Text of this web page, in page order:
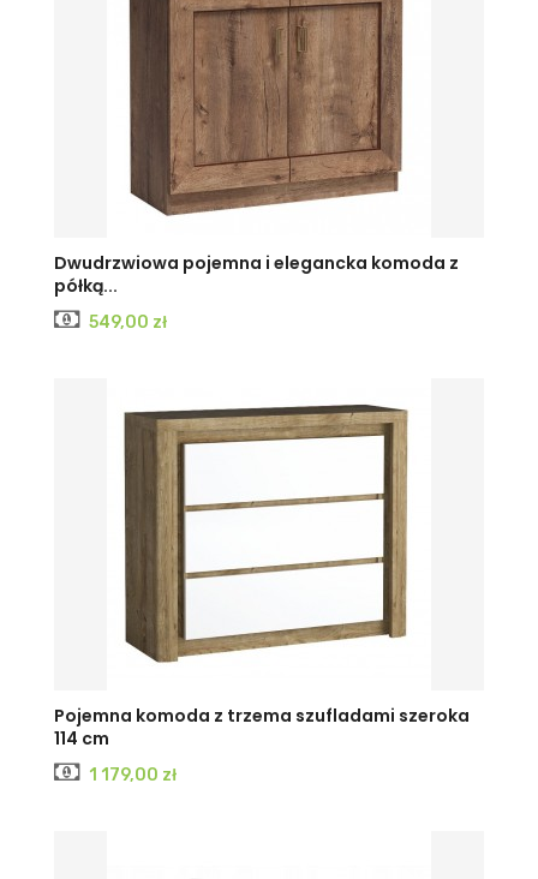
DĄB
Dwudrzwiowa pojemna i elegancka komoda z
półką...
Cena
549,00 zł
Pojemna komoda z trzema szufladami szeroka
114 cm
Cena
1 179,00 zł